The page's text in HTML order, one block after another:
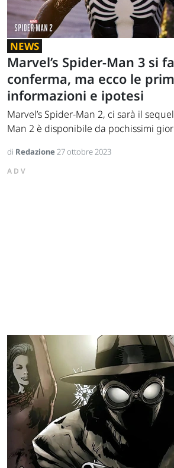
NEWS
Marvel’s Spider-Man 3 si
conferma, ma ecco le
informazioni e ipotesi
Marvel’s Spider-Man 2, ci sarà il
Man 2 è disponibile da pochissimi
di Redazione27 ottobre 2023
ADV